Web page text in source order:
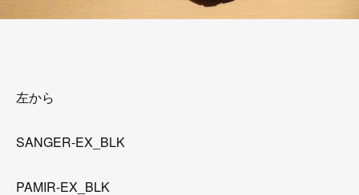
左から
SANGER-EX_BLK
PAMIR-EX_BLK